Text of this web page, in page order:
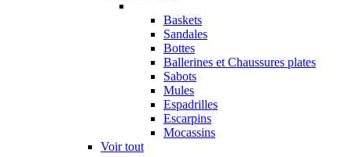
Baskets
Sandales
Bottes
Ballerines et Chaussures plates
Sabots
Mules
Espadrilles
Escarpins
Mocassins
Voir tout